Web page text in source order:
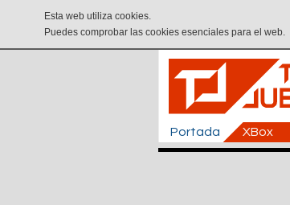
Esta web utiliza cookies.
Puedes comprobar las cookies esenciales para el web.
Portada XBox